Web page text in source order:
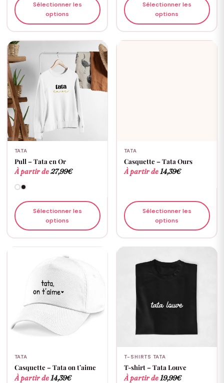
Sélectionner les
options
Sélectionner les
options
TATA
Pull – Tata en Or
À partir de27,99€
Sélectionner les
options
TATA
Casquette – Tata Ours
À partir de14,39€
Sélectionner les
options
TATA
Casquette – Tata on t’aime
À partir de14,39€
T-SHIRTS TATA
T-shirt – Tata Louve
À partir de19,99€